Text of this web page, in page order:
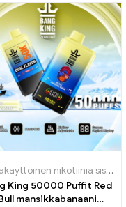
,Kertakäyttöiset
Kertakäyttöinen nikotiinia sisältävä sähkötupakka
King 50000 Puffit Red
mansikkabanaani